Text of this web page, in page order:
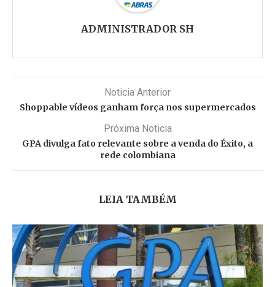
ADMINISTRADOR SH
Noticia Anterior
Shoppable vídeos ganham força nos supermercados
Próxima Noticia
GPA divulga fato relevante sobre a venda do Éxito, a
rede colombiana
LEIA TAMBÉM